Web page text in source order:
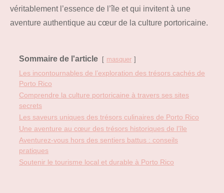
véritablement l’essence de l’île et qui invitent à une
aventure authentique au cœur de la culture portoricaine.
Sommaire de l'article masquer
Les incontournables de l’exploration des trésors cachés de
Porto Rico
Comprendre la culture portoricaine à travers ses sites
secrets
Les saveurs uniques des trésors culinaires de Porto Rico
Une aventure au cœur des trésors historiques de l’île
Aventurez-vous hors des sentiers battus : conseils
pratiques
Soutenir le tourisme local et durable à Porto Rico